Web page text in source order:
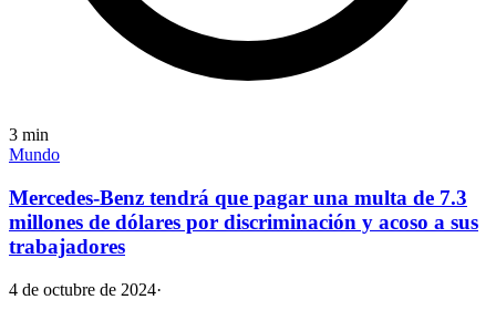
3 min
Mundo
Mercedes-Benz tendrá que pagar una multa de 7.3
millones de dólares por discriminación y acoso a sus
trabajadores
4 de octubre de 2024·